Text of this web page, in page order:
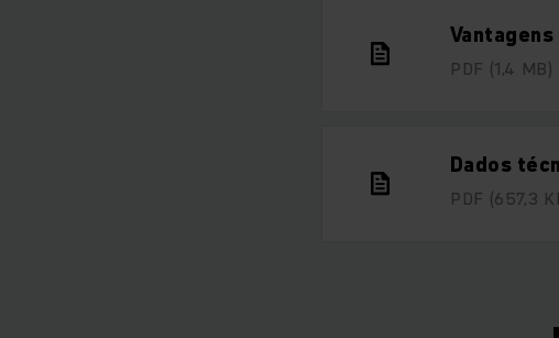
PDF (1,4 MB)
Dados
PDF (657,3